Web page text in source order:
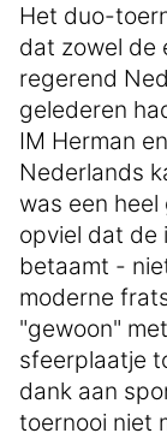
Het duo-
dat zowel de
regerend
gelederen
IM Herman
Nederlands
was een
opviel dat de
betaamt -
moderne
"gewoon"
sfeerplaatje
dank aan
toernooi niet